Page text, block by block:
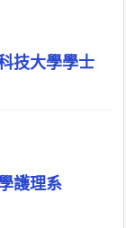
技大學學士
護理系